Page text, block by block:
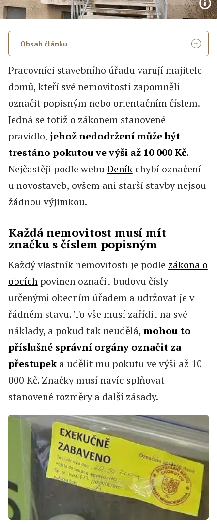
Obsah článku
Pracovníci stavebního úřadu varují majitele
domů, kteří své nemovitosti zapomněli
označit popisným nebo orientačním číslem.
Jedná se totiž o zákonem stanovené
pravidlo, jehož nedodržení může být
trestáno pokutou ve výši až 10 000 Kč.
Nejčastěji podle webuDeníkchybí označení
u novostaveb, ovšem ani starší stavby nejsou
žádnou výjimkou.
Každá nemovitost musí mít
značku s číslem popisným
Každý vlastník nemovitosti je podle zákona o
obcíchpovinen označit budovu čísly
určenými obecním úřadem a udržovat je v
řádném stavu. To vše musí zařídit na své
náklady, a pokud tak neudělá, mohou to
příslušné správní orgány označit za
přestupeka udělit mu pokutu ve výši až 10
000 Kč. Značky musí navíc splňovat
stanovené rozměry a další zásady.